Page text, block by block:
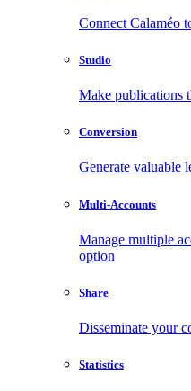
Connect Calaméo
Studio
Make publications
Conversion
Generate valuable
Multi-Accounts
Manage multiple
option
Share
Disseminate your
Statistics